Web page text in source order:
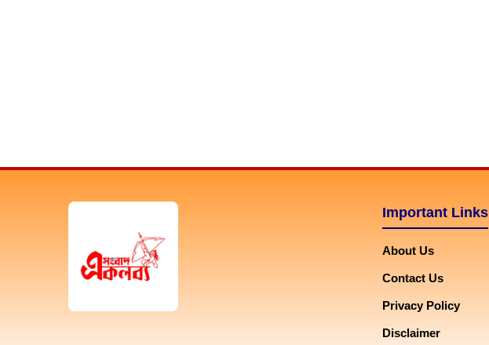
Important Links
About Us
Contact Us
Privacy Policy
Disclaimer